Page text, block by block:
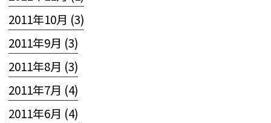
2011年10月 (3)
2011年9月 (3)
2011年8月 (3)
2011年7月 (4)
2011年6月 (4)